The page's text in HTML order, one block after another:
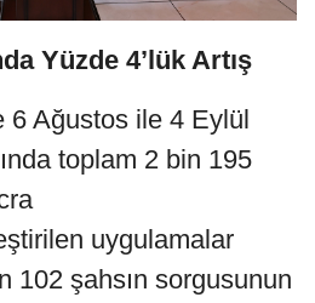
Yüzde 4’lük Artış
6 Ağustos ile 4 Eylül
toplam 2 bin 195
uygulamalar
102 şahsın sorgusunun